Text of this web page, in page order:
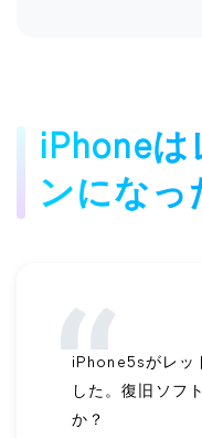
iPhone
ンになっ
iPhone5sがレッ
した。復旧ソフ
か？